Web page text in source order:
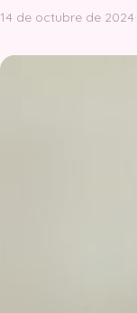
14 de octubre de 2024·